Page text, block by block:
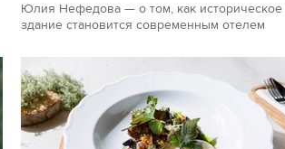
Юлия Нефедова — о том, как историческое
здание становится современным отелем